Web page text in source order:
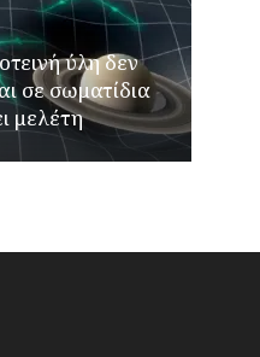
ύλη δεν
σε σωματίδια
μελέτη